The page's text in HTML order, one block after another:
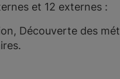
et 12 externes :
Découverte des